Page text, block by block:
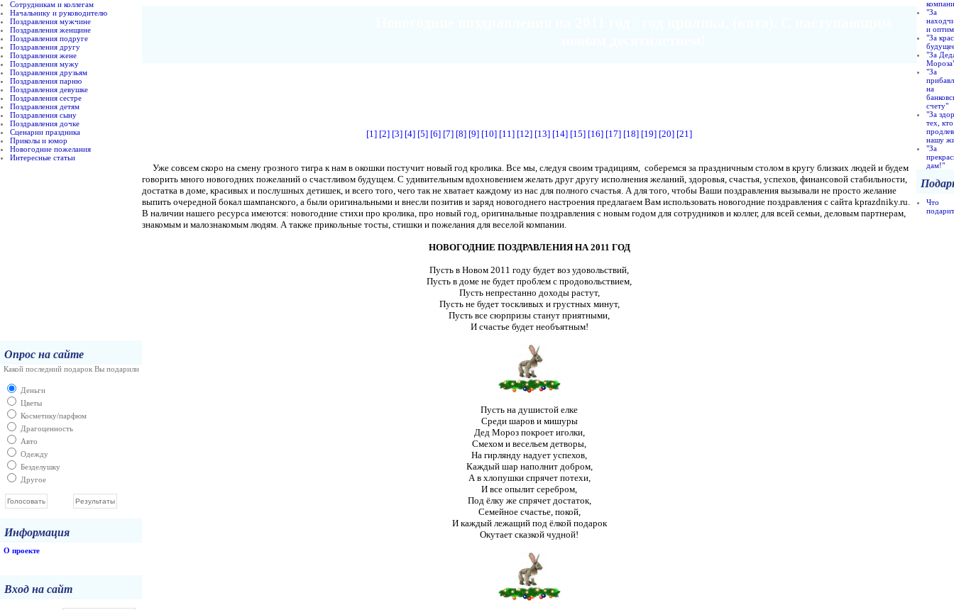
Сотрудникам и коллегам
Начальнику и руководителю
Поздравления мужчине
Поздравления женщине
Поздравления подруге
Поздравления другу
Поздравления жене
Поздравления мужу
Поздравления друзьям
Поздравления парню
Поздравления девушке
Поздравления сестре
Поздравления детям
Поздравления сыну
Поздравления дочке
Сценарии праздника
Приколы и юмор
Новогодние пожелания
Интересные статьи
Опрос на сайте
Какой последний подарок Вы подарили
Деньги
Цветы
Косметику/парфюм
Драгоценность
Авто
Одежду
Безделушку
Другое
Информация
О проекте
Вход на сайт
[1] [2] [3] [4] [5] [6] [7] [8] [9] [10] [11] [12] [13] [14] [15] [16] [17] [18] [19] [20] [21]
Уже совсем скоро на смену грозного тигра к нам в окошки постучит новый год кролика. Все мы, следуя своим традициям, соберемся за праздничным столом в кругу близких людей и будем
говорить много новогодних пожеланий о счастливом будущем. С удивительным вдохновением желать друг другу исполнения желаний, здоровья, счастья, успехов, финансовой стабильности,
достатка в доме, красивых и послушных детишек, и всего того, чего так не хватает каждому из нас для полного счастья. А для того, чтобы Ваши поздравления вызывали не просто желание
выпить очередной бокал шампанского, а были оригинальными и внесли позитив и заряд новогоднего настроения предлагаем Вам использовать новогодние поздравления с сайта kprazdniky.ru.
В наличии нашего ресурса имеются: новогодние стихи про кролика, про новый год, оригинальные поздравления с новым годом для сотрудников и коллег, для всей семьи, деловым партнерам,
знакомым и малознакомым людям. А также прикольные тосты, стишки и пожелания для веселой компании.
НОВОГОДНИЕ ПОЗДРАВЛЕНИЯ НА 2011 ГОД
Пусть в Новом 2011 году будет воз удовольствий,
Пусть в доме не будет проблем с продовольствием,
Пусть непрестанно доходы растут,
Пусть не будет тоскливых и грустных минут,
Пусть все сюрпризы станут приятными,
И счастье будет необъятным!
Пусть на душистой елке
Среди шаров и мишуры
Дед Мороз покроет иголки,
Смехом и весельем детворы,
На гирлянду надует успехов,
Каждый шар наполнит добром,
А в хлопушки спрячет потехи,
И все опылит серебром,
Под ёлку же спрячет достаток,
Семейное счастье, покой,
И каждый лежащий под ёлкой подарок
Окутает сказкой чудной!
"За
и
"За
"За
"За
на
счету"
"За
тех, кто
нашу
"За
дам!"
Что